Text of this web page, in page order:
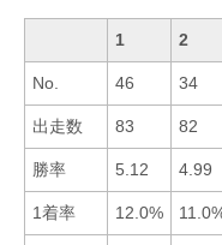
1 2
No. 46 34
出走数 83 82
勝率 5.12 4.99
1着率 12.0%